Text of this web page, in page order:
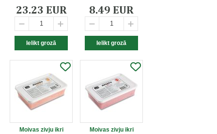
23.23 EUR 8.49 EUR
Moivas zivju ikri
Moivas zivju ikri